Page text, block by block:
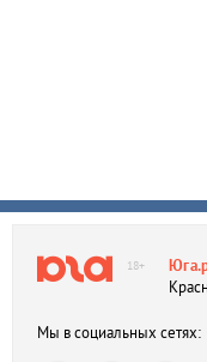
18+
Мы в социальных сетях: